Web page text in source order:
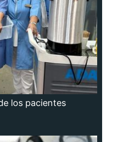
los pacientes